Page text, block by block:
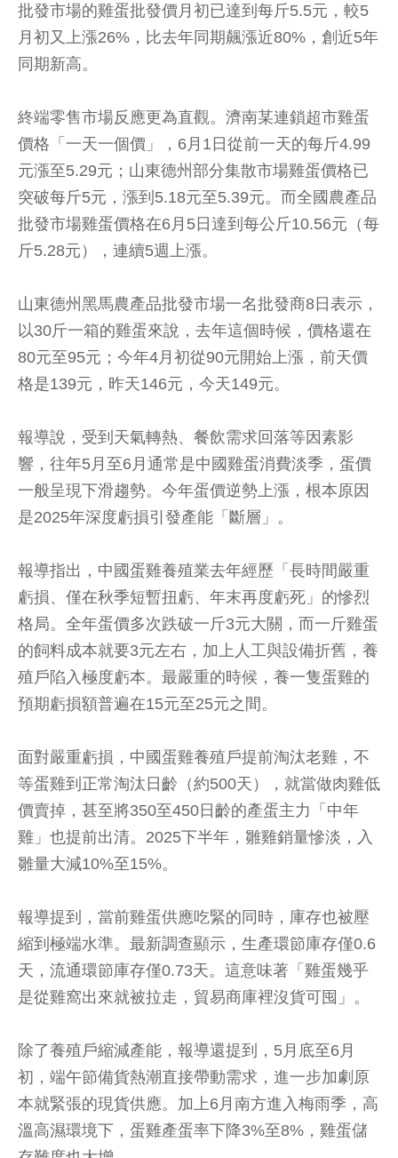
批發市場的雞蛋批發價月初已達到每斤5.5元，較5
月初又上漲26%，比去年同期飆漲近80%，創近5年
同期新高。
終端零售市場反應更為直觀。濟南某連鎖超市雞蛋
價格「一天一個價」，6月1日從前一天的每斤4.99
元漲至5.29元；山東德州部分集散市場雞蛋價格已
突破每斤5元，漲到5.18元至5.39元。而全國農產品
批發市場雞蛋價格在6月5日達到每公斤10.56元（每
斤5.28元），連續5週上漲。
山東德州黑馬農產品批發市場一名批發商8日表示，
以30斤一箱的雞蛋來說，去年這個時候，價格還在
80元至95元；今年4月初從90元開始上漲，前天價
格是139元，昨天146元，今天149元。
報導說，受到天氣轉熱、餐飲需求回落等因素影
響，往年5月至6月通常是中國雞蛋消費淡季，蛋價
一般呈現下滑趨勢。今年蛋價逆勢上漲，根本原因
是2025年深度虧損引發產能「斷層」。
報導指出，中國蛋雞養殖業去年經歷「長時間嚴重
虧損、僅在秋季短暫扭虧、年末再度虧死」的慘烈
格局。全年蛋價多次跌破一斤3元大關，而一斤雞蛋
的飼料成本就要3元左右，加上人工與設備折舊，養
殖戶陷入極度虧本。最嚴重的時候，養一隻蛋雞的
預期虧損額普遍在15元至25元之間。
面對嚴重虧損，中國蛋雞養殖戶提前淘汰老雞，不
等蛋雞到正常淘汰日齡（約500天），就當做肉雞低
價賣掉，甚至將350至450日齡的產蛋主力「中年
雞」也提前出清。2025下半年，雛雞銷量慘淡，入
雛量大減10%至15%。
報導提到，當前雞蛋供應吃緊的同時，庫存也被壓
縮到極端水準。最新調查顯示，生產環節庫存僅0.6
天，流通環節庫存僅0.73天。這意味著「雞蛋幾乎
是從雞窩出來就被拉走，貿易商庫裡沒貨可囤」。
除了養殖戶縮減產能，報導還提到，5月底至6月
初，端午節備貨熱潮直接帶動需求，進一步加劇原
本就緊張的現貨供應。加上6月南方進入梅雨季，高
溫高濕環境下，蛋雞產蛋率下降3%至8%，雞蛋儲